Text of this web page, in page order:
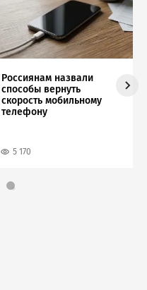
Россиянам назвали
способы вернуть
скорость мобильному
телефону
5 170